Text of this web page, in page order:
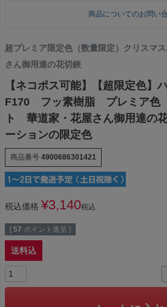
商品についてのお問い
超プレミア限定色（数量限定）クリスマ
さん御用達の花切鋏
【ネコポス可能】【超限定色】
F170 フッ素樹脂 プレミア色
ト 華道家・花屋さん御用達の
ーションの限定色
商品番号 4900686301421
税込価格 ¥3,140税込
[ 57 ポイント進呈 ]
送料込